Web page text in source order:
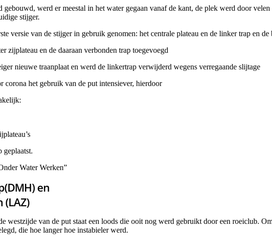
gebouwd, werd er meestal in het water gegaan vanaf de kant, de plek werd door
stijger.
versie van de stijger in gebruik genomen: het centrale plateau en de linker trap en
zijplateau en de daaraan verbonden trap toegevoegd
nieuwe traanplaat en werd de linkertrap verwijderd wegens verregaande slijtage
corona het gebruik van de put intensiever, hierdoor
geplaatst.
Water Werken”
en
westzijde van de put staat een loods die ooit nog werd gebruikt door een roeiclub.
die hoe langer hoe instabieler werd.